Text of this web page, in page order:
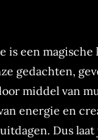
is een magische
gedachten,
middel van
energie en
Dus laat